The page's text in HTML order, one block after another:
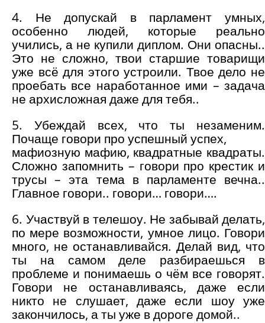
4. Не допускай в парламент умных,
особенно людей, которые реально
учились, а не купили диплом. Они опасны..
Это не сложно, твои старшие товарищи
уже всё для этого устроили. Твое дело не
проебать все наработанное ими – задача
не архисложная даже для тебя..
5. Убеждай всех, что ты незаменим.
Почаще говори про успешный успех,
мафиозную мафию, квадратные квадраты.
Сложно запомнить – говори про крестик и
трусы – эта тема в парламенте вечна..
Главное говори.. говори… говори….
6. Участвуй в телешоу. Не забывай делать,
по мере возможности, умное лицо. Говори
много, не останавливайся. Делай вид, что
ты на самом деле разбираешься в
проблеме и понимаешь о чём все говорят.
Говори не останавливаясь, даже если
никто не слушает, даже если шоу уже
закончилось, а ты уже в дороге домой..